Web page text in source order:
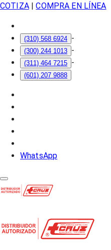
COTIZA| COMPRA EN LÍNEA
(310) 568 6924 -
(300) 244 1013 -
(311) 464 7215 -
(601) 207 9888
WhatsApp